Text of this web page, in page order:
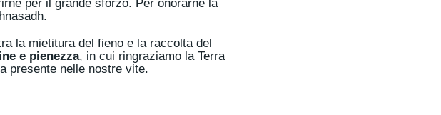
per il grande sforzo. Per onorarne la
la mietitura del fieno e la raccolta del
e pienezza, in cui ringraziamo la Terra
presente nelle nostre vite.